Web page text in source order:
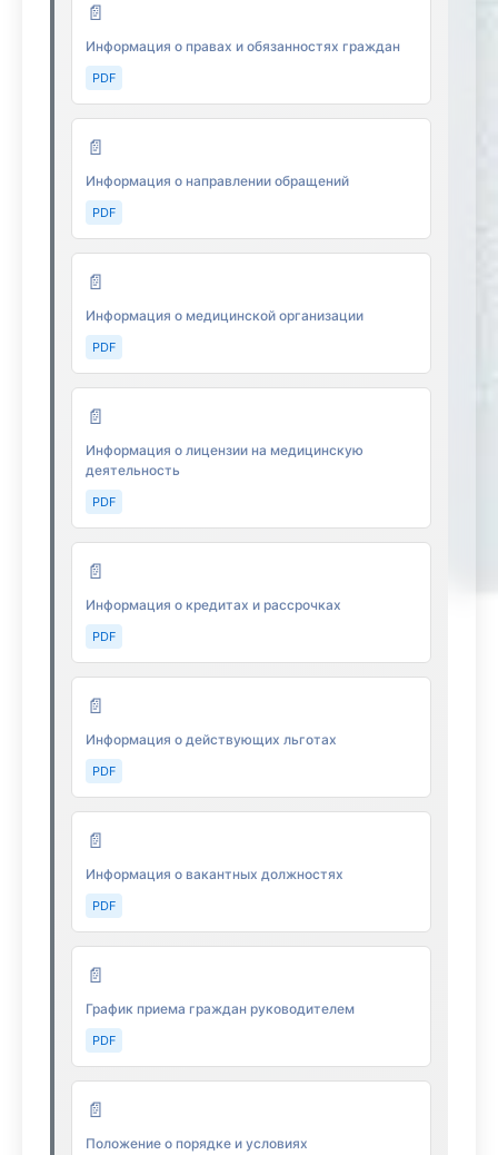
📄
Информация о правах и обязанностях граждан
PDF
📄
Информация о направлении обращений
PDF
📄
Информация о медицинской организации
PDF
📄
Информация о лицензии на медицинскую
деятельность
PDF
📄
Информация о кредитах и рассрочках
PDF
📄
Информация о действующих льготах
PDF
📄
Информация о вакантных должностях
PDF
📄
График приема граждан руководителем
PDF
📄
Положение о порядке и условиях